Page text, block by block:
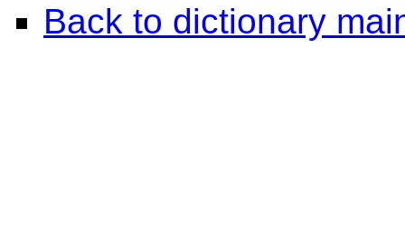
Back to dictionary